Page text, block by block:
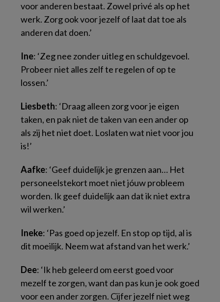
voor anderen bestaat. Zowel privé als op het
werk. Zorg ook voor jezelf of laat dat toe als
anderen dat doen.’
Ine: ‘Zeg nee zonder uitleg en schuldgevoel.
Probeer niet alles zelf te regelen of op te
lossen.’
Liesbeth: ‘Draag alleen zorg voor je eigen
taken, en pak niet de taken van een ander op
als zij het niet doet. Loslaten wat niet voor jou
is!’
Aafke: ‘Geef duidelijk je grenzen aan… Het
personeelstekort moet niet jóuw probleem
worden. Ik geef duidelijk aan dat ik niet extra
wil werken.’
Ineke: ‘Pas goed op jezelf. En stop op tijd, al is
dit moeilijk. Neem wat afstand van het werk.’
Dee: ‘Ik heb geleerd om eerst goed voor
mezelf te zorgen, want dan pas kun je ook goed
voor een ander zorgen. Cijfer jezelf niet weg